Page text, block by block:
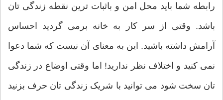
رابطه شما باید محل امن و باثبات ترین نقطه زندگی تان
باشد. وقتی از سر کار به خانه برمی گردید احساس
آرامش داشته باشید. این به معنای آن نیست که شما دعوا
نمی کنید و اختلاف نظر ندارید! اما وقتی اوضاع در زندگی
تان سخت شود می توانید با شریک زندگی تان حرف بزنید